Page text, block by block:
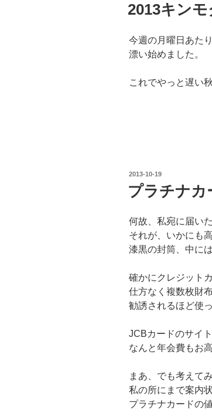
日:
2013キンモ
今週の月曜日あた
漂い始めました。
これでやっと遅い
投
日:
2013-10-19
プラチナカ
何故、私宛に届い
それが、いかにも
漆黒の封筒、中に
確かにクレジット
仕方なく複数枚財
勧誘されるほど使
JCBカードのサイ
なんと年会費もお
まあ、でも考えてみ
私の所にまで案内
プラチナカードの